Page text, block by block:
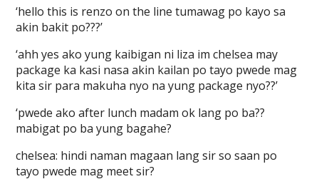
‘hello this is renzo on the line tumawag po kayo sa
akin bakit po???’
‘ahh yes ako yung kaibigan ni liza im chelsea may
package ka kasi nasa akin kailan po tayo pwede mag
kita sir para makuha nyo na yung package nyo??’
‘pwede ako after lunch madam ok lang po ba??
mabigat po ba yung bagahe?
chelsea: hindi naman magaan lang sir so saan po
tayo pwede mag meet sir?